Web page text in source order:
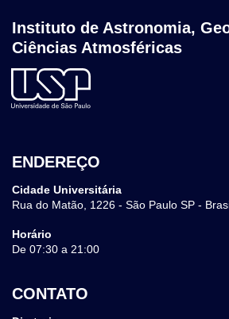
Instituto de Astronomia,
Ciências Atmosféricas
ENDEREÇO
Cidade Universitária
Rua do Matão, 1226 - São Paulo SP -
Horário
De 07:30 a 21:00
CONTATO